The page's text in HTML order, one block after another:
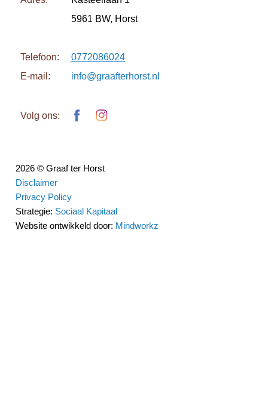
5961 BW, Horst
Telefoon:
0772086024
E-mail:
info@graafterhorst.nl
Volg ons:
2026 © Graaf ter Horst
Disclaimer
Privacy Policy
Strategie: Sociaal Kapitaal
Website ontwikkeld door: Mindworkz